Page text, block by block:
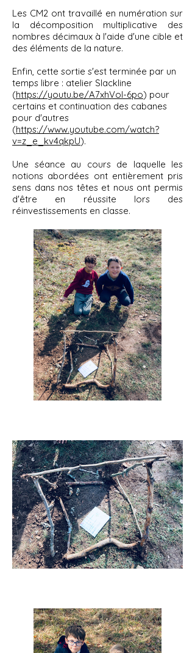
Les CM2 ont travaillé en numération sur
la décomposition multiplicative des
nombres décimaux à l'aide d'une cible et
des éléments de la nature.
Enfin, cette sortie s'est terminée par un
temps libre : atelier Slackline
(https://youtu.be/A7xhVoI-6po) pour
certains et continuation des cabanes
pour d'autres
(https://www.youtube.com/watch?
v=z_e_kv4qkpU).
Une séance au cours de laquelle les
notions abordées ont entièrement pris
sens dans nos têtes et nous ont permis
d'être en réussite lors des
réinvestissements en classe.